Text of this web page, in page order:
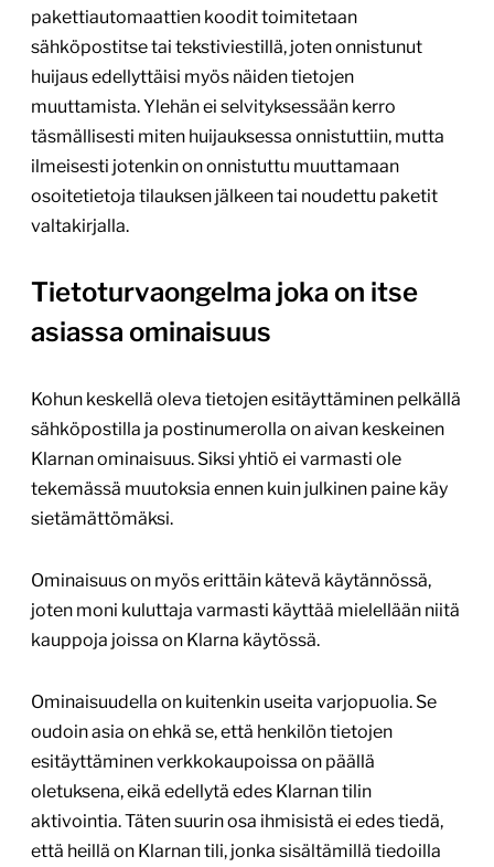
pakettiautomaattien koodit toimitetaan
sähköpostitse tai tekstiviestillä, joten onnistunut
huijaus edellyttäisi myös näiden tietojen
muuttamista. Ylehän ei selvityksessään kerro
täsmällisesti miten huijauksessa onnistuttiin, mutta
ilmeisesti jotenkin on onnistuttu muuttamaan
osoitetietoja tilauksen jälkeen tai noudettu paketit
valtakirjalla.
Tietoturvaongelma joka on itse
asiassa ominaisuus
Kohun keskellä oleva tietojen esitäyttäminen pelkällä
sähköpostilla ja postinumerolla on aivan keskeinen
Klarnan ominaisuus. Siksi yhtiö ei varmasti ole
tekemässä muutoksia ennen kuin julkinen paine käy
sietämättömäksi.
Ominaisuus on myös erittäin kätevä käytännössä,
joten moni kuluttaja varmasti käyttää mielellään niitä
kauppoja joissa on Klarna käytössä.
Ominaisuudella on kuitenkin useita varjopuolia. Se
oudoin asia on ehkä se, että henkilön tietojen
esitäyttäminen verkkokaupoissa on päällä
oletuksena, eikä edellytä edes Klarnan tilin
aktivointia. Täten suurin osa ihmisistä ei edes tiedä,
että heillä on Klarnan tili, jonka sisältämillä tiedoilla